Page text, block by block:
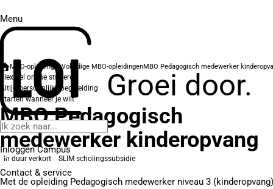
Menu
Groei door.
Inloggen Campus
Contact & service
MBO-opleidingenVolledige MBO-opleidingenMBO Pedagogisch medewerker
Flexibel online studeren
Altijd persoonlijke begeleiding
Starten wanneer je wilt
MBO Pedagogisch
medewerker kinderopvang
In duur verkort SLIM scholingssubsidie
Met de opleiding Pedagogisch medewerker niveau 3